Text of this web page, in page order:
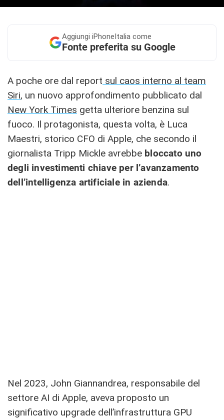
Aggiungi iPhoneItalia come
Fonte preferita su Google
A poche ore dal report sul caos interno al team
Siri, un nuovo approfondimento pubblicato dal
New York Times getta ulteriore benzina sul
fuoco. Il protagonista, questa volta, è Luca
Maestri, storico CFO di Apple, che secondo il
giornalista Tripp Mickle avrebbe bloccato uno
degli investimenti chiave per l’avanzamento
dell’intelligenza artificiale in azienda.
Nel 2023, John Giannandrea, responsabile del
settore AI di Apple, aveva proposto un
significativo upgrade dell’infrastruttura GPU